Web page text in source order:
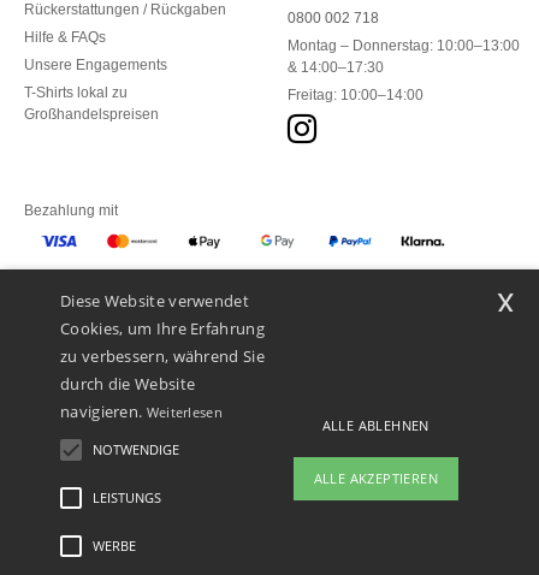
Rückerstattungen / Rückgaben
Hilfe & FAQs
Unsere Engagements
T-Shirts lokal zu
Großhandelspreisen
0800 002 718
Montag – Donnerstag: 10:00–13:00
& 14:00–17:30
Freitag: 10:00–14:00
Bezahlung mit
Unsere Paketzusteller
Rechtliche Hinweise
Diese Website verwendet
Cookies, um Ihre Erfahrung
zu verbessern, während Sie
durch die Website
navigieren. Weiterlesen
NOTWENDIGE
LEISTUNGS
WERBE
ALLE ABLEHNEN
ALLE AKZEPTIEREN
x